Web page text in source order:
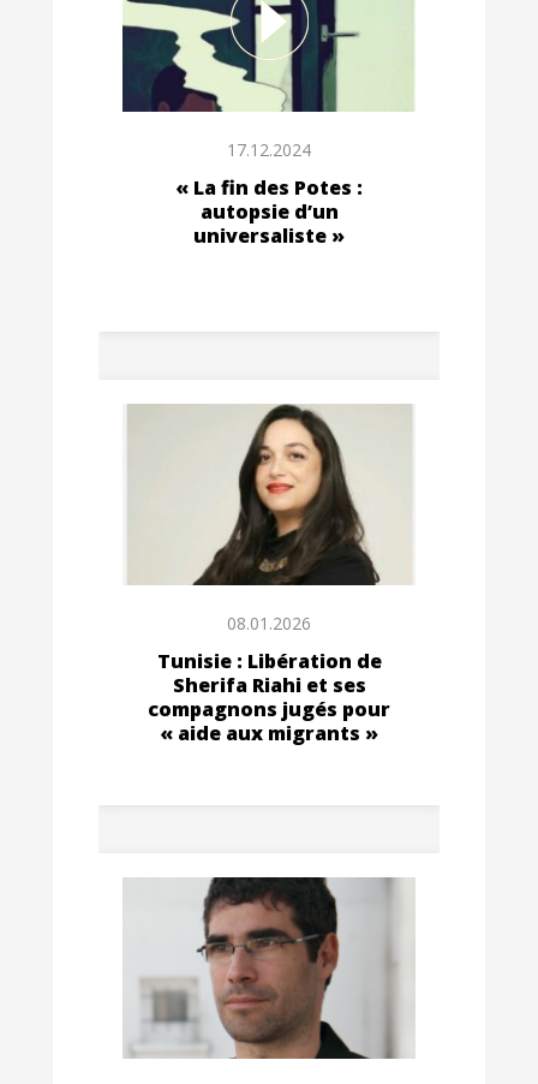
17.12.2024
« La fin des Potes :
autopsie d’un
universaliste »
08.01.2026
Tunisie : Libération de
Sherifa Riahi et ses
compagnons jugés pour
« aide aux migrants »